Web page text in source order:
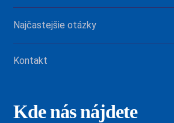
Najčastejšie otázky
Kontakt
Kde nás nájdete